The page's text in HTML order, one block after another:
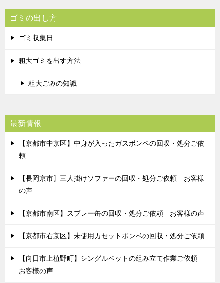
ゴミの出し方
ゴミ収集日
粗大ゴミを出す方法
粗大ごみの知識
最新情報
【京都市中京区】中身が入ったガスボンベの回収・処分ご依
頼
【長岡京市】三人掛けソファーの回収・処分ご依頼 お客様
の声
【京都市南区】スプレー缶の回収・処分ご依頼 お客様の声
【京都市右京区】未使用カセットボンベの回収・処分ご依頼
【向日市上植野町】シングルベットの組み立て作業ご依頼
お客様の声